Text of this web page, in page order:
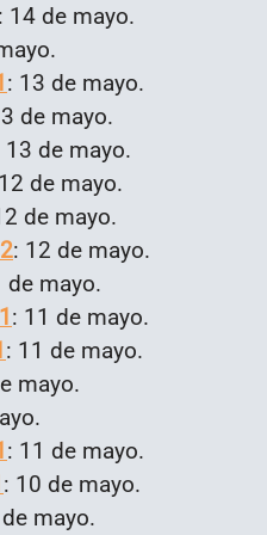
: 14 de mayo.
: 13 de mayo.
de mayo.
13 de mayo.
de mayo.
de mayo.
: 12 de mayo.
de mayo.
: 11 de mayo.
: 11 de mayo.
mayo.
: 11 de mayo.
: 10 de mayo.
mayo.